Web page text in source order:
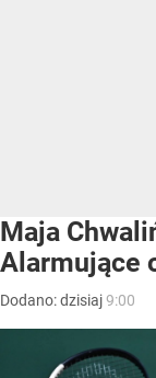
Maja
Alarmujące
Dodano:dzisiaj9:00